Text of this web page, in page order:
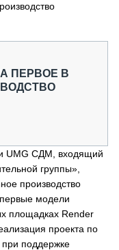
ПЕРВОЕ В
UMG СДМ, входящий
группы»,
производство
первые модели
площадках Render
проекта по
поддержке